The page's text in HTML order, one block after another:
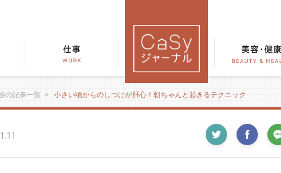
の記事一覧 > 小さい頃からのしつけが肝心！朝ちゃんと起きるテクニック